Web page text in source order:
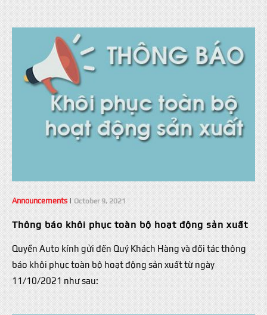
Announcements| October 9, 2021
Thông báo khôi phục toàn bộ hoạt động sản xuất
Quyền Auto kính gửi đến Quý Khách Hàng và đối tác thông
báo khôi phục toàn bộ hoạt động sản xuất từ ngày
11/10/2021 như sau: